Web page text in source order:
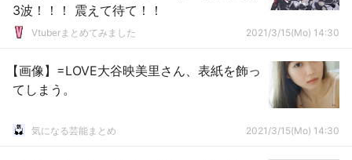
3波！！！ 震えて待て！！
Vtuberまとめてみました 2021/3/15(Mo) 14:30
【画像】=LOVE大谷映美里さん、表紙を飾っ
てしまう。
気になる芸能まとめ 2021/3/15(Mo) 14:30